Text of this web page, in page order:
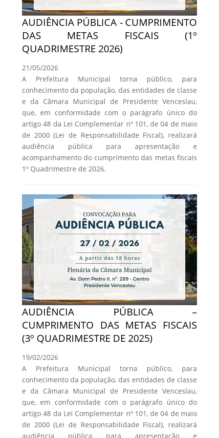
AUDIÊNCIA PÚBLICA - CUMPRIMENTO
DAS METAS FISCAIS (1º
QUADRIMESTRE 2026)
21/05/2026
A Prefeitura Municipal torna público, para
conhecimento da população, das entidades de classe
e da Câmara Municipal de Presidente Venceslau,
que, em conformidade com o parágrafo único do
artigo 48 da Lei Complementar nº 101, de 04 de maio
de 2000 (Lei de Responsabilidade Fiscal), realizará
audiência pública para apresentação e
acompanhamento do cumprimento das metas fiscais
1º Quadrimestre de 2026.
AUDIÊNCIA PÚBLICA –
CUMPRIMENTO DAS METAS FISCAIS
(3º QUADRIMESTRE DE 2025)
19/02/2026
A Prefeitura Municipal torna público, para
conhecimento da população, das entidades de classe
e da Câmara Municipal de Presidente Venceslau,
que, em conformidade com o parágrafo único do
artigo 48 da Lei Complementar nº 101, de 04 de maio
de 2000 (Lei de Responsabilidade Fiscal), realizará
audiência pública para apresentação e